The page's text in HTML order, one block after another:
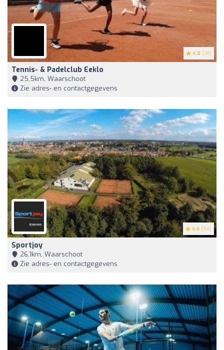
4.8 (18)
Tennis- & Padelclub Eeklo
25,5km, Waarschoot
Zie adres- en contactgegevens
4.4 (54)
Sportjoy
26,1km, Waarschoot
Zie adres- en contactgegevens